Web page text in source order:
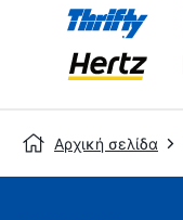
Αρχική σελίδα